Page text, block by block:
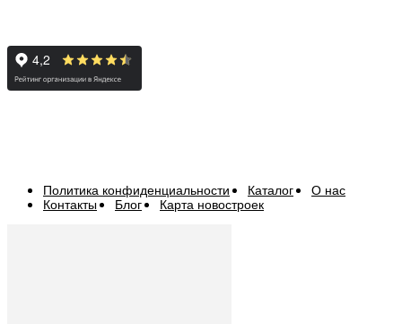
Политика конфиденциальности Каталог
О нас
Контакты
Блог Карта новостроек